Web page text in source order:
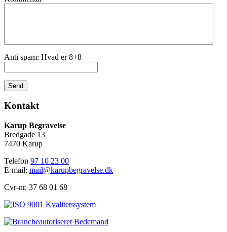
Anti spam: Hvad er 8+8
Send
Kontakt
Karup Begravelse
Bredgade 13
7470 Karup
Telefon 97 10 23 00
E-mail: mail@karupbegravelse.dk
Cvr-nr. 37 68 01 68